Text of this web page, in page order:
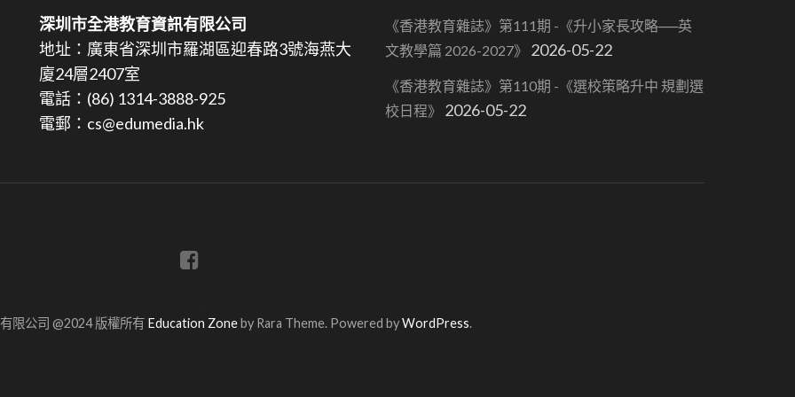
深圳市全港教育資訊有限公司
地址：廣東省深圳市羅湖區迎春路3號海燕大
廈24層2407室
電話：(86) 1314-3888-925
電郵：cs@edumedia.hk
《香港教育雜誌》第111期 -《升小家長攻略──英
文教學篇 2026-2027》
2026-05-22
《香港教育雜誌》第110期 -《選校策略升中 規劃選
校日程》
2026-05-22
限公司 @2024 版權所有 Education Zoneby Rara Theme. Powered byWordPress.